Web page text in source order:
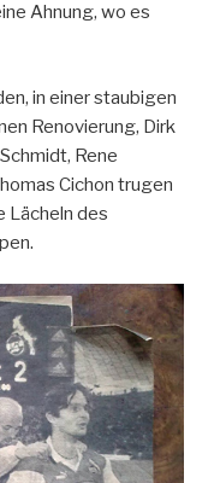
Ahnung, wo es
in einer staubigen
Renovierung, Dirk
Rene
Cichon trugen
Lächeln des